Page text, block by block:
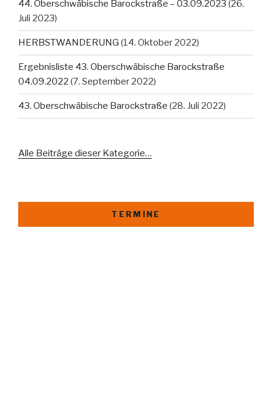
44. Oberschwäbische Barockstraße – 03.09.2023 (26.
Juli 2023)
HERBSTWANDERUNG (14. Oktober 2022)
Ergebnisliste 43. Oberschwäbische Barockstraße
04.09.2022 (7. September 2022)
43. Oberschwäbische Barockstraße (28. Juli 2022)
Alle Beiträge dieser Kategorie…
TERMINE